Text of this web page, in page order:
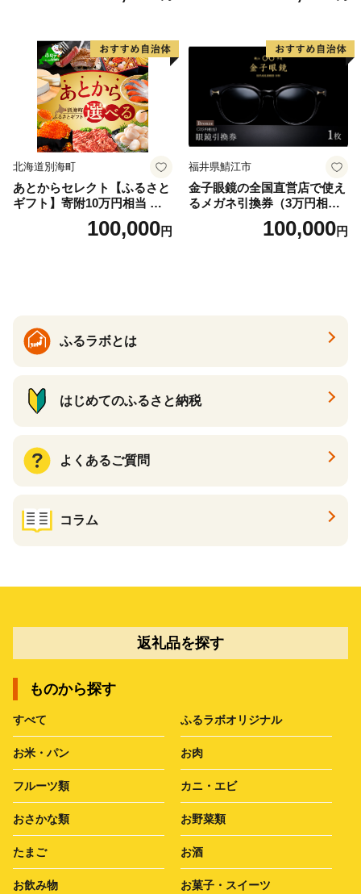
北海道別海町
あとからセレクト【ふるさと
ギフト】寄附10万円相当 あ
とから選べる！ ギフト いく
ら ほたて 海鮮 牛肉 別海町
ギフト ふるさと納税 ）
100,000円
福井県鯖江市
金子眼鏡の全国直営店で使え
るメガネ引換券（3万円相
100,000円
ふるラボとは
はじめてのふるさと納税
よくあるご質問
コラム
返礼品を探す
ものから探す
すべて ふるラボオリジナル
お米・パン お肉
フルーツ類 カニ・エビ
おさかな類 お野菜類
たまご お酒
お飲み物 お菓子・スイーツ